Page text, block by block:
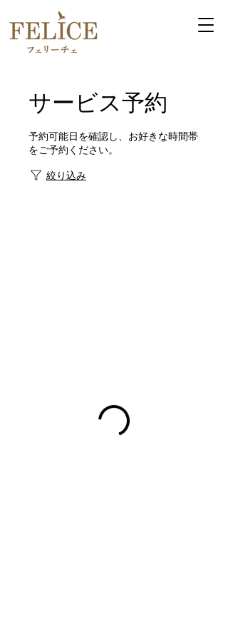
サービス予約
予約可能日を確認し、お好きな時間帯
をご予約ください。
絞り込み